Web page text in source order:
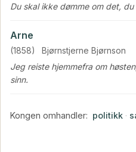
Du skal ikke dømme om det, du
Arne
(1858)
Bjørnstjerne Bjørnson
Jeg reiste hjemmefra om
sinn.
Kongen omhandler: politikk ·